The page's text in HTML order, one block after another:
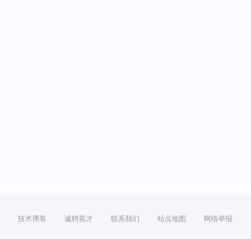
技术博客 诚聘英才 联系我们 站点地图 网络举报